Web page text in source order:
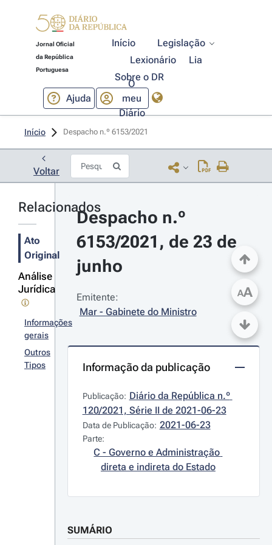
Jornal Oficial
da República
Portuguesa
Início
Legislação
Lexionário
Lia
Sobre o DR
Ajuda
O
meu
Diário
Início Despacho n.º 6153/2021
Voltar
Relacionados
Ato
Original
Análise
Jurídica
Informações
gerais
Outros
Tipos
Despacho n.º
6153/2021, de 23 de
junho
Emitente:
Mar - Gabinete do Ministro
Informação da publicação
Publicação: Diário da República n.º
120/2021, Série II de 2021-06-23
Data de Publicação: 2021-06-23
Parte:
C - Governo e Administração
direta e indireta do Estado
SUMÁRIO
AA